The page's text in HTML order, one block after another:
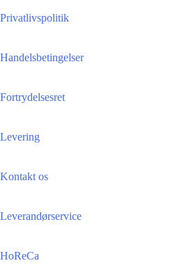
Privatlivspolitik
Handelsbetingelser
Fortrydelsesret
Levering
Kontakt os
Leverandørservice
HoReCa